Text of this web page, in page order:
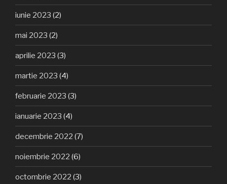
iunie 2023 (2)
mai 2023 (2)
aprilie 2023 (3)
martie 2023 (4)
februarie 2023 (3)
ianuarie 2023 (4)
decembrie 2022 (7)
noiembrie 2022 (6)
octombrie 2022 (3)